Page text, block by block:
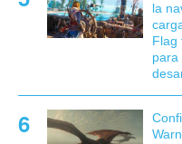
la
Flag
para